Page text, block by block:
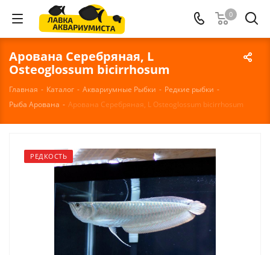
0
Арована Серебряная, L
Osteoglossum bicirrhosum
Главная - Каталог - Аквариумные Рыбки - Редкие рыбки -
Рыба Арована - Арована Серебряная, L Osteoglossum bicirrhosum
РЕДКОСТЬ